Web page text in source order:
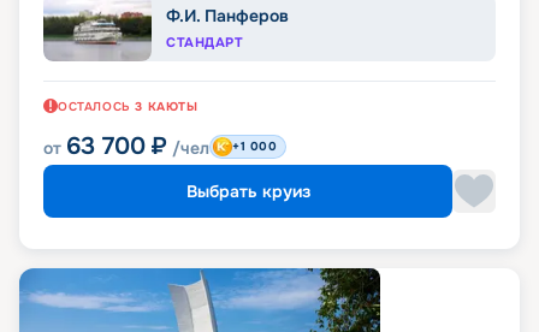
Ф.И. Панферов
СТАНДАРТ
ОСТАЛОСЬ 3 КАЮТЫ
от 63 700 ₽ /чел +1 000
Выбрать круиз